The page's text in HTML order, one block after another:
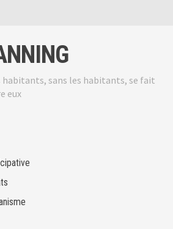
habitants, sans les habitants, se fait
eux